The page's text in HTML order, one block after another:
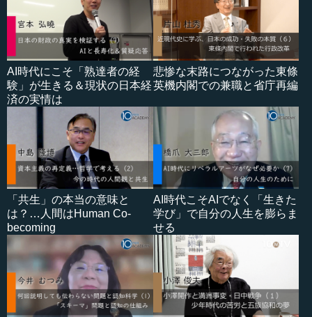
AI時代にこそ「熟達者の経
験」が生きる＆現状の日本経
済の実情は
悲惨な末路につながった東條
英機内閣での兼職と省庁再編
「共生」の本当の意味と
は？…人間はHuman Co-
becoming
AI時代こそAIでなく「生きた
学び」で自分の人生を膨らま
せる